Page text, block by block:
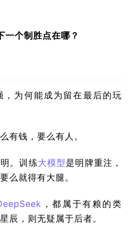
一个制胜点在哪？
，为何能成为留在最后的玩
钱，要么有人。
。训练大模型是明牌重注，
么就得有大腿。
，都属于有粮的类
辰，则无疑属于后者。